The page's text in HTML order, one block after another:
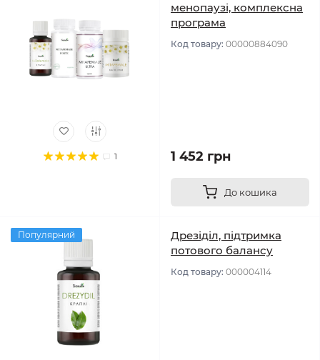
1
менопаузі, комплексна
програма
Код товару: 00000884090
1 452 грн
До кошика
Популярний
Дрезіділ, підтримка
потового балансу
Код товару: 000004114